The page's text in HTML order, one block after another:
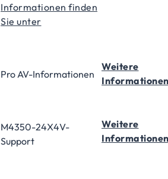
Informationen finden
Sie unter
Pro AV-Informationen
Weitere
M4350-24X4V-
Support
Weitere